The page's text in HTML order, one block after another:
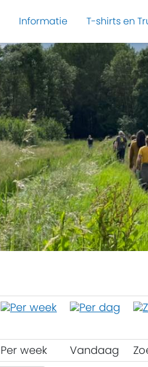
Informatie T-shirts en
Per week Vandaag